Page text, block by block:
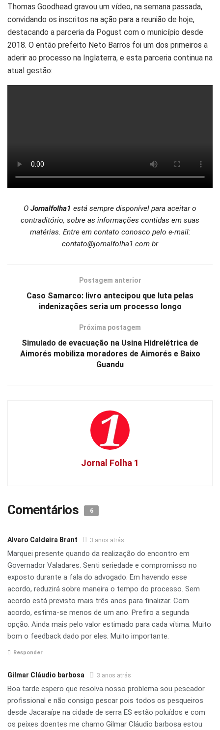
Thomas Goodhead gravou um vídeo, na semana passada,
convidando os inscritos na ação para a reunião de hoje,
destacando a parceria da Pogust com o município desde
2018. O então prefeito Neto Barros foi um dos primeiros a
aderir ao processo na Inglaterra, e esta parceria continua na
atual gestão:
O Jornalfolha1 está sempre disponível para aceitar o
contraditório, sobre as informações contidas em suas
matérias. Entre em contato conosco pelo e-mail:
contato@jornalfolha1.com.br
Postagem anterior
Caso Samarco: livro antecipou que luta pelas
indenizações seria um processo longo
Próxima postagem
Simulado de evacuação na Usina Hidrelétrica de
Aimorés mobiliza moradores de Aimorés e Baixo
Guandu
Jornal Folha 1
Comentários 6
Alvaro Caldeira Brant 3 anos atrás
Marquei presente quando da realização do encontro em
Governador Valadares. Senti seriedade e compromisso no
exposto durante a fala do advogado. Em havendo esse
acordo, reduzirá sobre maneira o tempo do processo. Sem
acordo está previsto mais três anos para finalizar. Com
acordo, estima-se menos de um ano. Prefiro a segunda
opção. Ainda mais pelo valor estimado para cada vítima. Muito
bom o feedback dado por eles. Muito importante.
Responder
Gilmar Cláudio barbosa 3 anos atrás
Boa tarde espero que resolva nosso problema sou pescador
profissional e não consigo pescar pois todos os pesqueiros
desde Jacaraípe na cidade de serra ES estão poluídos e com
os peixes doentes me chamo Gilmar Cláudio barbosa estou